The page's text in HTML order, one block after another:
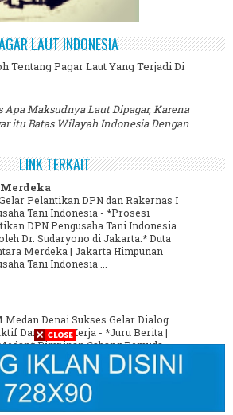
LAUT INDONESIA
Tentang Pagar Laut Yang Terjadi Di
Apa Maksudnya Laut Dipagar, Karena
itu Batas Wilayah Indonesia Dengan
LINK TERKAIT
Pelantikan DPN dan Rakernas I
Tani Indonesia - *Prosesi
DPN Pengusaha Tani Indonesia
Dr. Sudaryono di Jakarta.* Duta
Merdeka | Jakarta Himpunan
Tani Indonesia ...
Medan Denai Sukses Gelar Dialog
Dan Rapat Kerja - *Juru Berita |
Pimpinan Cabang Pemuda
Medan Denai Menggelar
Dialog Interaktif Dan Rapat Kerja
Di Aula ...